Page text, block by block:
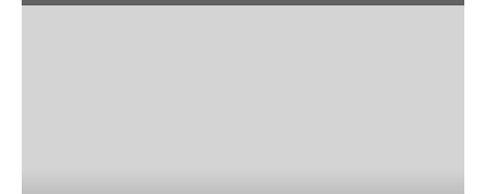
лицензирования, цифровизации, экспертизы